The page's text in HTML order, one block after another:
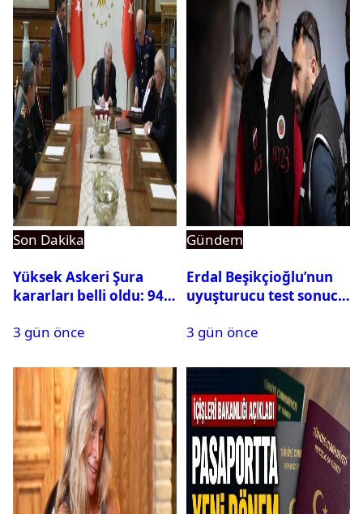
Son Dakika
Yüksek Askeri Şura
kararları belli oldu: 94
3 gün önce
Gündem
Erdal Beşikçioğlu’nun
uyuşturucu test sonucu
3 gün önce